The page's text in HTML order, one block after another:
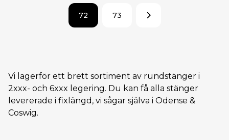
72 73
Vi lagerför ett brett sortiment av rundstänger i
2xxx- och 6xxx legering. Du kan få alla stänger
levererade i fixlängd, vi sågar själva i Odense &
Coswig.